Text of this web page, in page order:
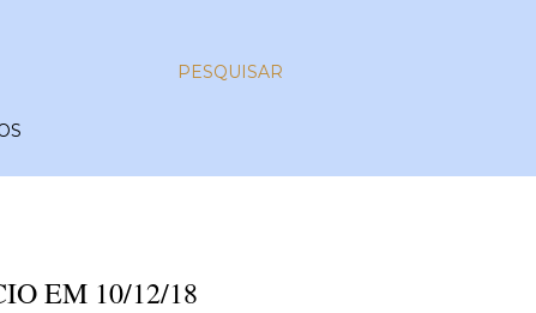
PESQUISAR
EM 10/12/18